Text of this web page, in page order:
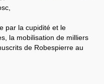
par la cupidité et le
la mobilisation de milliers
de Robespierre au